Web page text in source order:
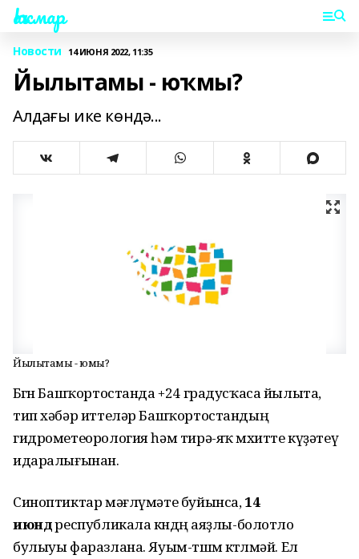
Һаҡмар
Новости 14 ИЮНЯ 2022, 11:35
Йылытамы - юҡмы?
Алдағы ике көндә...
Йылытамы - юҡмы?
Бөгөн Башҡортостанда +24 градусҡаса йылыта,
тип хәбәр иттеләр Башҡортостандың
гидрометеорология һәм тирә-яҡ мөхитте күҙәтеү
идаралығынан.
Синоптиктар мәғлүмәте буйынса,14
июндәреспубликала көндөң аяҙлы-болотло
булыуы фаразлана. Яуым-төшөм көтөлмәй. Ел